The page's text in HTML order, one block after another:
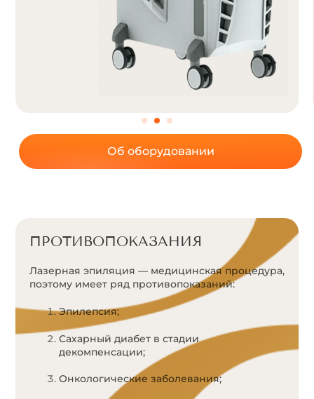
Об оборудовании
ПРОТИВОПОКАЗАНИЯ
Лазерная эпиляция — медицинская процедура,
поэтому имеет ряд противопоказаний:
Эпилепсия;
Сахарный диабет в стадии
декомпенсации;
Онкологические заболевания;